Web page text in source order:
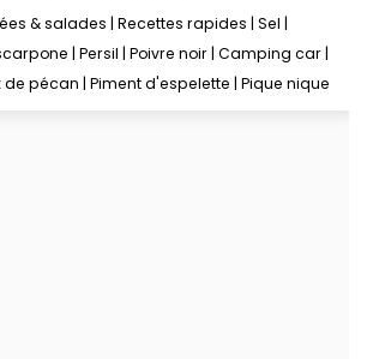
& salades Recettes rapides Sel
Persil Poivre noir Camping car
de pécan Piment d'espelette Pique nique